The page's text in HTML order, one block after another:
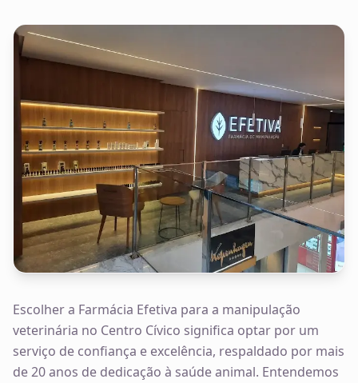
Escolher a Farmácia Efetiva para a manipulação
veterinária no Centro Cívico significa optar por um
serviço de confiança e excelência, respaldado por mais
de 20 anos de dedicação à saúde animal. Entendemos